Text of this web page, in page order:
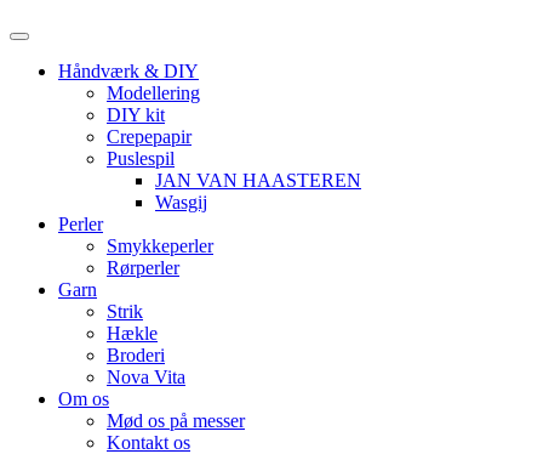
Menu
Håndværk & DIY
Modellering
DIY kit
Crepepapir
Puslespil
JAN VAN HAASTEREN
Wasgij
Perler
Smykkeperler
Rørperler
Garn
Strik
Hækle
Broderi
Nova Vita
Om os
Mød os på messer
Kontakt os